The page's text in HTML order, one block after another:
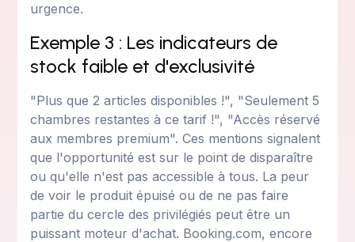
urgence.
Exemple 3 : Les indicateurs de
stock faible et d'exclusivité
"Plus que 2 articles disponibles !", "Seulement 5
chambres restantes à ce tarif !", "Accès réservé
aux membres premium". Ces mentions signalent
que l'opportunité est sur le point de disparaître
ou qu'elle n'est pas accessible à tous. La peur
de voir le produit épuisé ou de ne pas faire
partie du cercle des privilégiés peut être un
puissant moteur d'achat. Booking.com, encore